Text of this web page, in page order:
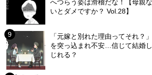
へつらう姿は滑稽だな！【母親
いとダメですか？ Vol.28】
「元嫁と別れた理由ってそれ？
を突っ込まれ不安…信じて結婚
じれる？